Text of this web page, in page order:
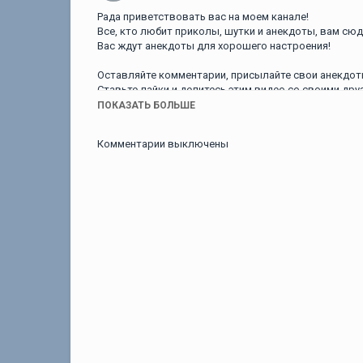
Рада приветствовать вас на моем канале!
Все, кто любит приколы, шутки и анекдоты, вам
Вас ждут анекдоты для хорошего настроения!
Оставляйте комментарии, присылайте свои
Ставьте лайки и делитесь этим видео со своими
Всем позитива, добра, здоровья и хорошего
Смех! Позитив! Выпуск
ПОКАЗАТЬ БОЛЬШЕ
Комментарии выключены